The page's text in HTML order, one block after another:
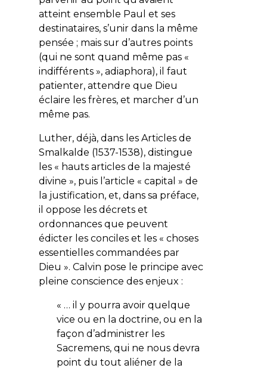
atteint ensemble Paul et ses
destinataires, s’unir dans la même
pensée ; mais sur d’autres points
(qui ne sont quand même pas «
indifférents », adiaphora), il faut
patienter, attendre que Dieu
éclaire les frères, et marcher d’un
même pas.
Luther, déjà, dans les Articles de
Smalkalde (1537-1538), distingue
les « hauts articles de la majesté
divine », puis l’article « capital » de
la justification, et, dans sa préface,
il oppose les décrets et
ordonnances que peuvent
édicter les conciles et les « choses
essentielles commandées par
Dieu ». Calvin pose le principe avec
pleine conscience des enjeux :
« … il y pourra avoir quelque
vice ou en la doctrine, ou en la
façon d’administrer les
Sacremens, qui ne nous devra
point du tout aliéner de la